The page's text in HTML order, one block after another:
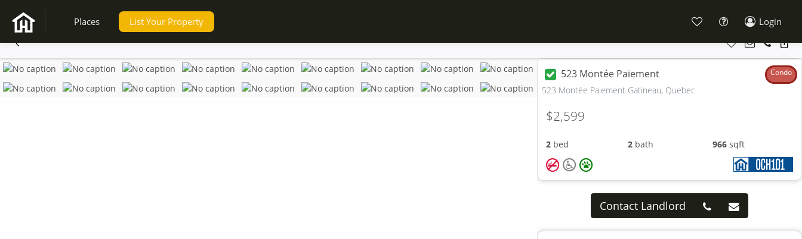
Places List Your Property Login
523 Montée Paiement Condo
523 Montée Paiement Gatineau, Quebec
$2,599
2 bed 2 bath 966sqft
Contact Landlord